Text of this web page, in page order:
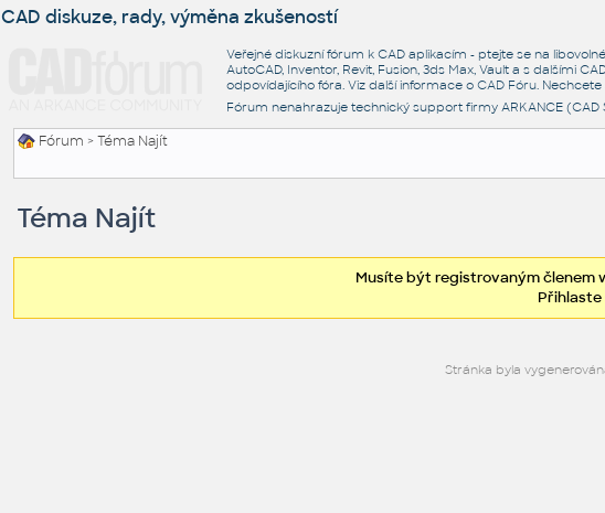
CAD diskuze, rady, výměna zkušeností
Veřejné diskuzní fórum k CAD aplikacím - ptejte se na
AutoCAD, Inventor, Revit, Fusion, 3ds Max, Vault a s dalšími
odpovídajícího fóra. Viz další informace o CAD Fóru.
Fórum nenahrazuje technický support firmy ARKANCE
Fórum > Téma Najít
Téma Najít
Musíte být registrovaným členem
Přihlaste
Stránka byla